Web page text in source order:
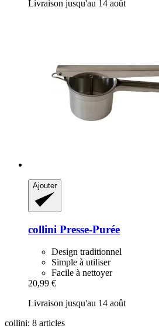
Livraison jusqu'au 14 août
Ajouter
collini Presse-​Purée
Design traditionnel
Simple à utiliser
Facile à nettoyer
20,99 €
Livraison jusqu'au 14 août
collini: 8 articles